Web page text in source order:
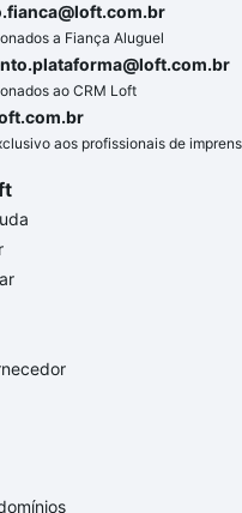
a Fiança Aluguel
ao CRM Loft
aos profissionais de